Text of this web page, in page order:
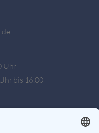
Uhr
bis 16.00